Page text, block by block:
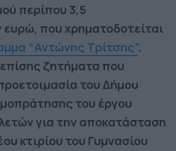
περίπου 3,5
ευρώ, που χρηματοδοτείται
“Αντώνης Τρίτσης”.
ζητήματα που
του Δήμου
του έργου
για την αποκατάσταση
κτιρίου του Γυμνασίου